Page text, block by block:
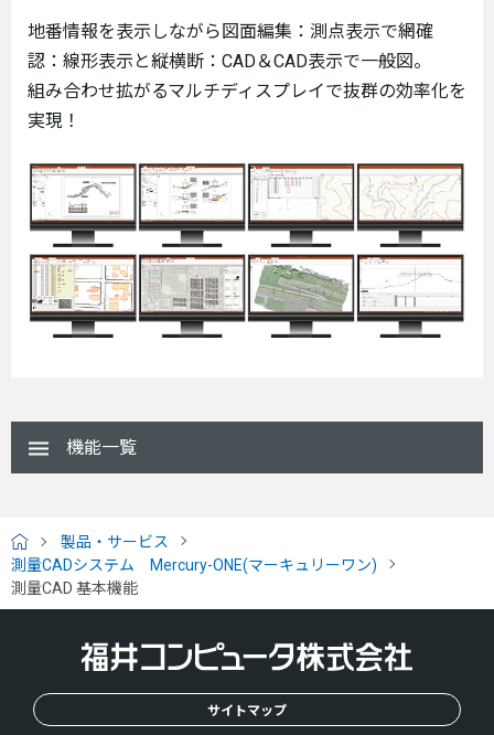
地番情報を表示しながら図面編集：測点表示で網確
認：線形表示と縦横断：CAD＆CAD表示で一般図。
組み合わせ拡がるマルチディスプレイで抜群の効率化を
実現！
機能一覧
H
O
製品・サービス
測量CADシステム Mercury-ONE(マーキュリーワン)
測量CAD 基本機能
サイトマップ